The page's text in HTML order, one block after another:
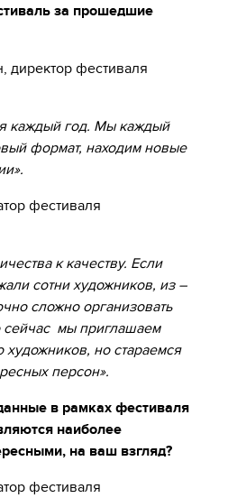
за прошедшие
директор фестиваля
каждый год. Мы каждый
формат, находим новые
фестиваля
к качеству. Если
сотни художников, из –
сложно организовать
сейчас мы приглашаем
но стараемся
персон».
в рамках фестиваля
наиболее
на ваш взгляд?
фестиваля